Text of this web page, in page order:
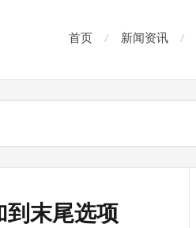
首页 新闻资讯
末尾选项